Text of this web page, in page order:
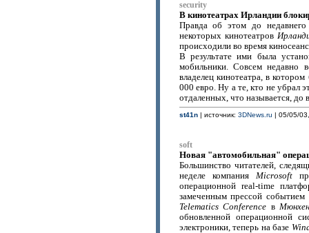
security
В кинотеатрах Ирландии
Правда об этом до недавнего
некоторых кинотеатров
происходили во время
В результате ими была
мобильники. Совсем недавно
владелец кинотеатра, в
000 евро. Ну а те, кто не убрал
отдаленных, что называется, до
st41n| источник: 3DNews.ru | 05/05/
soft
Новая "автомобильная"
Большинство читателей,
неделе компания Microsoft
операционной real-time
замеченным прессой
Telematics Conference в
обновленной операционной
электроники, теперь на базе